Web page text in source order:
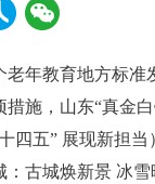
老年教育地方标准
措施，山东“真金
：古城焕新景 冰雪